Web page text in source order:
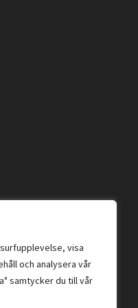
visa
och analysera vår
samtycker du till vår